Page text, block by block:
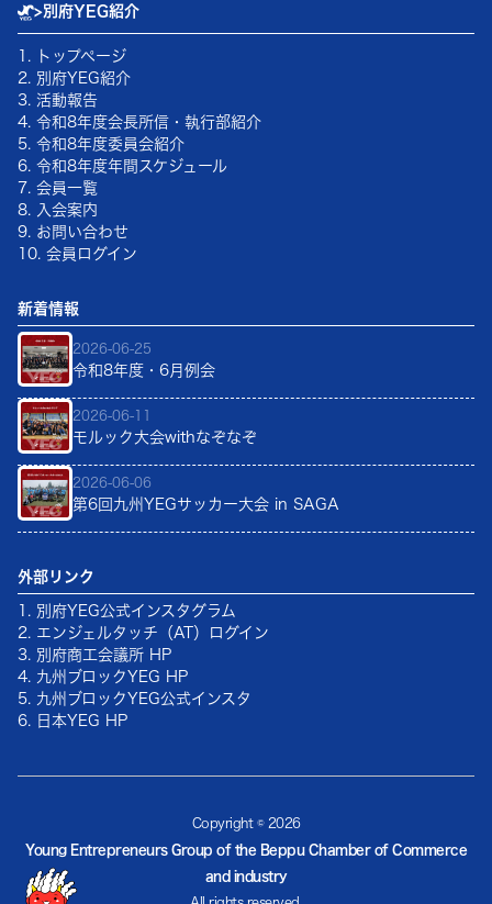
>別府YEG紹介
1. トップページ
2. 別府YEG紹介
3. 活動報告
4. 令和8年度会長所信・執行部紹介
5. 令和8年度委員会紹介
6. 令和8年度年間スケジュール
7. 会員一覧
8. 入会案内
9. お問い合わせ
10. 会員ログイン
新着情報
2026-06-25
令和8年度・6月例会
2026-06-11
モルック大会withなぞなぞ
2026-06-06
第6回九州YEGサッカー大会 in SAGA
外部リンク
1. 別府YEG公式インスタグラム
2. エンジェルタッチ（AT）ログイン
3. 別府商工会議所 HP
4. 九州ブロックYEG HP
5. 九州ブロックYEG公式インスタ
6. 日本YEG HP
Copyright © 2026
Young Entrepreneurs Group of the Beppu Chamber of Commerce
and industry